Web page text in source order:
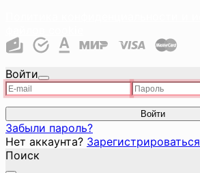
Войти
Войти
Забыли пароль?
Нет аккаунта? Зарегистрироваться
Поиск